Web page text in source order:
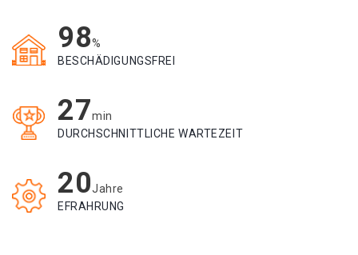
98%
BESCHÄDIGUNGSFREI
27min
DURCHSCHNITTLICHE WARTEZEIT
20Jahre
EFRAHRUNG